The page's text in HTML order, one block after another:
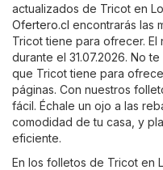
actualizados de Tricot en
Ofertero.cl encontrarás las
Tricot tiene para ofrecer.
durante el 31.07.2026. No
que Tricot tiene para
páginas. Con nuestros
fácil. Échale un ojo a las
comodidad de tu casa, y
eficiente.
En los folletos de Tricot en